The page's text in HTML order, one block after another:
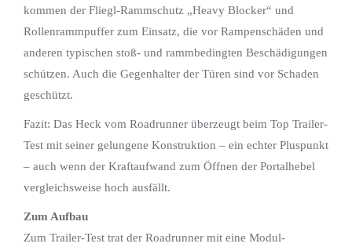
kommen der Fliegl-Rammschutz „Heavy Blocker“ und
Rollenrammpuffer zum Einsatz, die vor Rampenschäden und
anderen typischen stoß- und rammbedingten Beschädigungen
schützen. Auch die Gegenhalter der Türen sind vor Schaden
geschützt.
Fazit: Das Heck vom Roadrunner überzeugt beim Top Trailer-
Test mit seiner gelungene Konstruktion – ein echter Pluspunkt
– auch wenn der Kraftaufwand zum Öffnen der Portalhebel
vergleichsweise hoch ausfällt.
Zum Aufbau
Zum Trailer-Test trat der Roadrunner mit eine Modul-